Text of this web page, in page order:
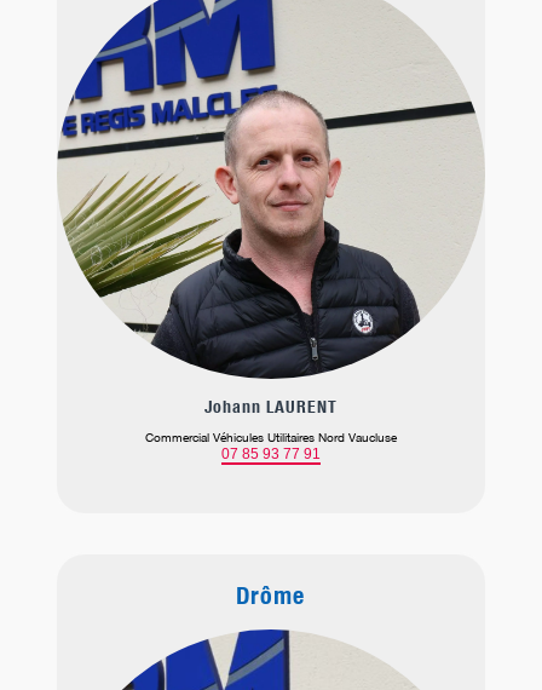
Johann LAURENT
Commercial Véhicules Utilitaires Nord Vaucluse
07 85 93 77 91
Drôme